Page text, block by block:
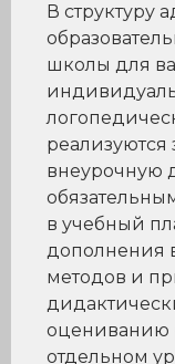
В структуру
школы для
реализуются
внеурочную
в учебный
дополнения
методов и
оцениванию
отдельном